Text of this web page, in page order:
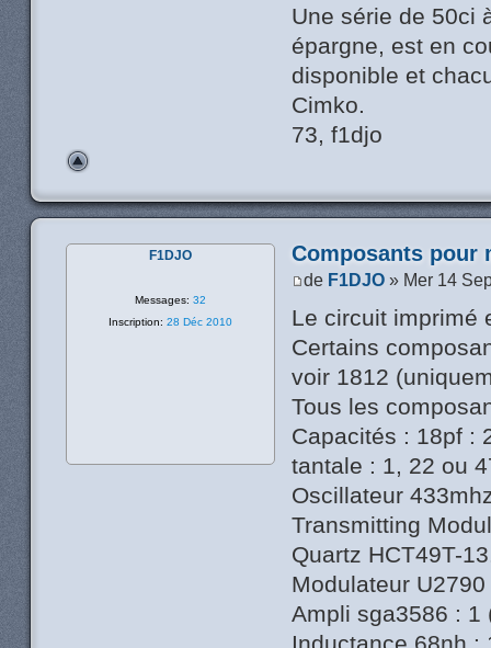
Une série de 50ci
épargne, est en
disponible et
Cimko.
73, f1djo
Composants pour
de F1DJO » Mer 14
Le circuit imprimé
Certains
voir 1812
Tous les
Capacités : 18pf :
tantale : 1, 22 ou
Oscillateur
Transmitting
Quartz HCT49T-
Modulateur
Ampli sga3586 : 1
F1DJO
Messages: 32
Inscription: 28 Déc 2010